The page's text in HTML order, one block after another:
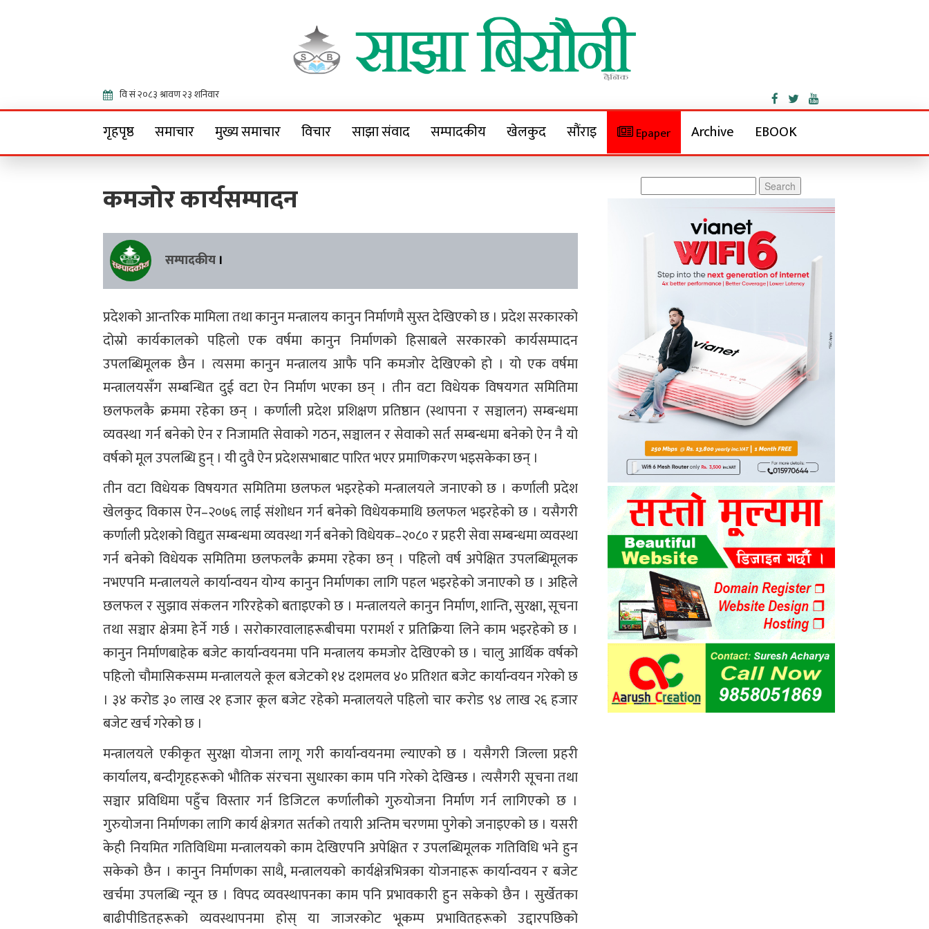
Sajha Bisaunee
गृहपृष्ठ समाचार मुख्य समाचार विचार साझा संवाद सम्पादकीय खेलकुद सौंराइ Epaper Archive EBOOK
कमजोर कार्यसम्पादन
सम्पादकीय ।
प्रदेशको आन्तरिक मामिला तथा कानुन मन्त्रालय कानुन निर्माणमै सुस्त देखिएको छ । प्रदेश सरकारको
दोस्रो कार्यकालको पहिलो एक वर्षमा कानुन निर्माणको हिसाबले सरकारको कार्यसम्पादन
उपलब्धिमूलक छैन । त्यसमा कानुन मन्त्रालय आफै पनि कमजोर देखिएको हो । यो एक वर्षमा
मन्त्रालयसँग सम्बन्धित दुई वटा ऐन निर्माण भएका छन् । तीन वटा विधेयक विषयगत समितिमा
छलफलकै क्रममा रहेका छन् । कर्णाली प्रदेश प्रशिक्षण प्रतिष्ठान (स्थापना र सञ्चालन) सम्बन्धमा
व्यवस्था गर्न बनेको ऐन र निजामति सेवाको गठन, सञ्चालन र सेवाको सर्त सम्बन्धमा बनेको ऐन नै यो
वर्षको मूल उपलब्धि हुन् । यी दुवै ऐन प्रदेशसभाबाट पारित भएर प्रमाणिकरण भइसकेका छन् ।
तीन वटा विधेयक विषयगत समितिमा छलफल भइरहेको मन्त्रालयले जनाएको छ । कर्णाली प्रदेश
खेलकुद विकास ऐन–२०७६ लाई संशोधन गर्न बनेको विधेयकमाथि छलफल भइरहेको छ । यसैगरी
कर्णाली प्रदेशको विद्युत सम्बन्धमा व्यवस्था गर्न बनेको विधेयक–२०८० र प्रहरी सेवा सम्बन्धमा व्यवस्था
गर्न बनेको विधेयक समितिमा छलफलकै क्रममा रहेका छन् । पहिलो वर्ष अपेक्षित उपलब्धिमूलक
नभएपनि मन्त्रालयले कार्यान्वयन योग्य कानुन निर्माणका लागि पहल भइरहेको जनाएको छ । अहिले
छलफल र सुझाव संकलन गरिरहेको बताइएको छ । मन्त्रालयले कानुन निर्माण, शान्ति, सुरक्षा, सूचना
तथा सञ्चार क्षेत्रमा हेर्ने गर्छ । सरोकारवालाहरूबीचमा परामर्श र प्रतिक्रिया लिने काम भइरहेको छ ।
कानुन निर्माणबाहेक बजेट कार्यान्वयनमा पनि मन्त्रालय कमजोर देखिएको छ । चालु आर्थिक वर्षको
पहिलो चौमासिकसम्म मन्त्रालयले कूल बजेटको १४ दशमलव ४० प्रतिशत बजेट कार्यान्वयन गरेको छ
। ३४ करोड ३० लाख २१ हजार कूल बजेट रहेको मन्त्रालयले पहिलो चार करोड ९४ लाख २६ हजार
बजेट खर्च गरेको छ ।
मन्त्रालयले एकीकृत सुरक्षा योजना लागू गरी कार्यान्वयनमा ल्याएको छ । यसैगरी जिल्ला प्रहरी
कार्यालय, बन्दीगृहहरूको भौतिक संरचना सुधारका काम पनि गरेको देखिन्छ । त्यसैगरी सूचना तथा
सञ्चार प्रविधिमा पहुँच विस्तार गर्न डिजिटल कर्णालीको गुरुयोजना निर्माण गर्न लागिएको छ ।
गुरुयोजना निर्माणका लागि कार्य क्षेत्रगत सर्तको तयारी अन्तिम चरणमा पुगेको जनाइएको छ । यसरी
केही नियमित गतिविधिमा मन्त्रालयको काम देखिएपनि अपेक्षित र उपलब्धिमूलक गतिविधि भने हुन
सकेको छैन । कानुन निर्माणका साथै, मन्त्रालयको कार्यक्षेत्रभित्रका योजनाहरू कार्यान्वयन र बजेट
खर्चमा उपलब्धि न्यून छ । विपद व्यवस्थापनका काम पनि प्रभावकारी हुन सकेको छैन । सुर्खेतका
बाढीपीडितहरूको व्यवस्थापनमा होस् या जाजरकोट भूकम्प प्रभावितहरूको उद्दारपछिको
for: